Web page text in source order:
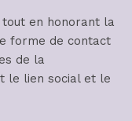
tout en honorant la
forme de contact
de la
le lien social et le